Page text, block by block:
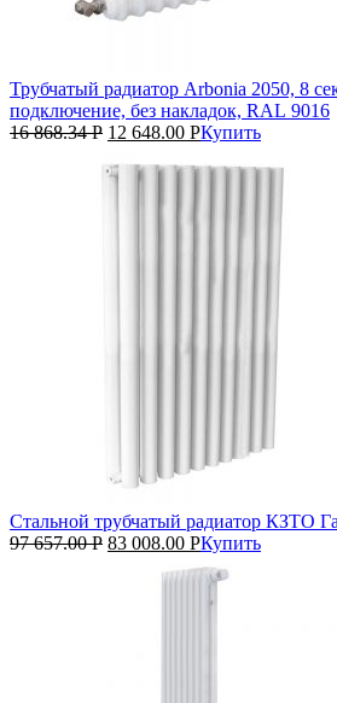
Трубчатый радиатор Arbonia 2050, 8
подключение, без накладок, RAL 9016
16 868.34Р 12 648.00 РКупить
Стальной трубчатый радиатор КЗТО
97 657.00Р 83 008.00 РКупить